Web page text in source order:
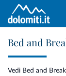
Bed and
Vedi Bed and